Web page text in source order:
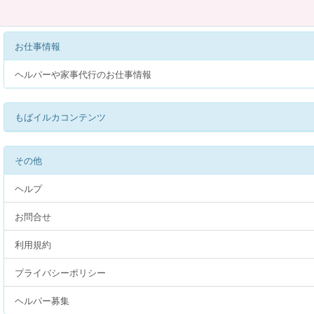
お仕事情報
ヘルパーや家事代行のお仕事情報
もばイルカコンテンツ
その他
ヘルプ
お問合せ
利用規約
プライバシーポリシー
ヘルパー募集